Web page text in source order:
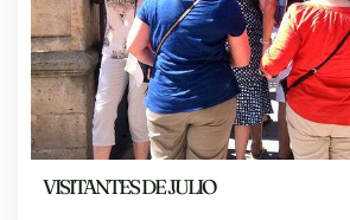
VISITANTES DE JULIO